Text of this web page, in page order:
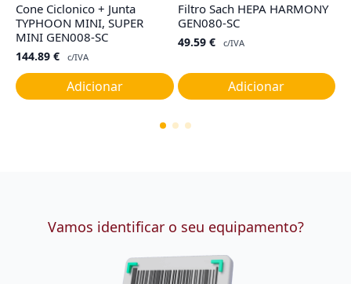
Cone Ciclonico + Junta
TYPHOON MINI, SUPER
MINI GEN008-SC
144.89 € c/IVA
Adicionar
Filtro Sach HEPA HARMONY
GEN080-SC
49.59 € c/IVA
Adicionar
Vamos identificar o seu equipamento?